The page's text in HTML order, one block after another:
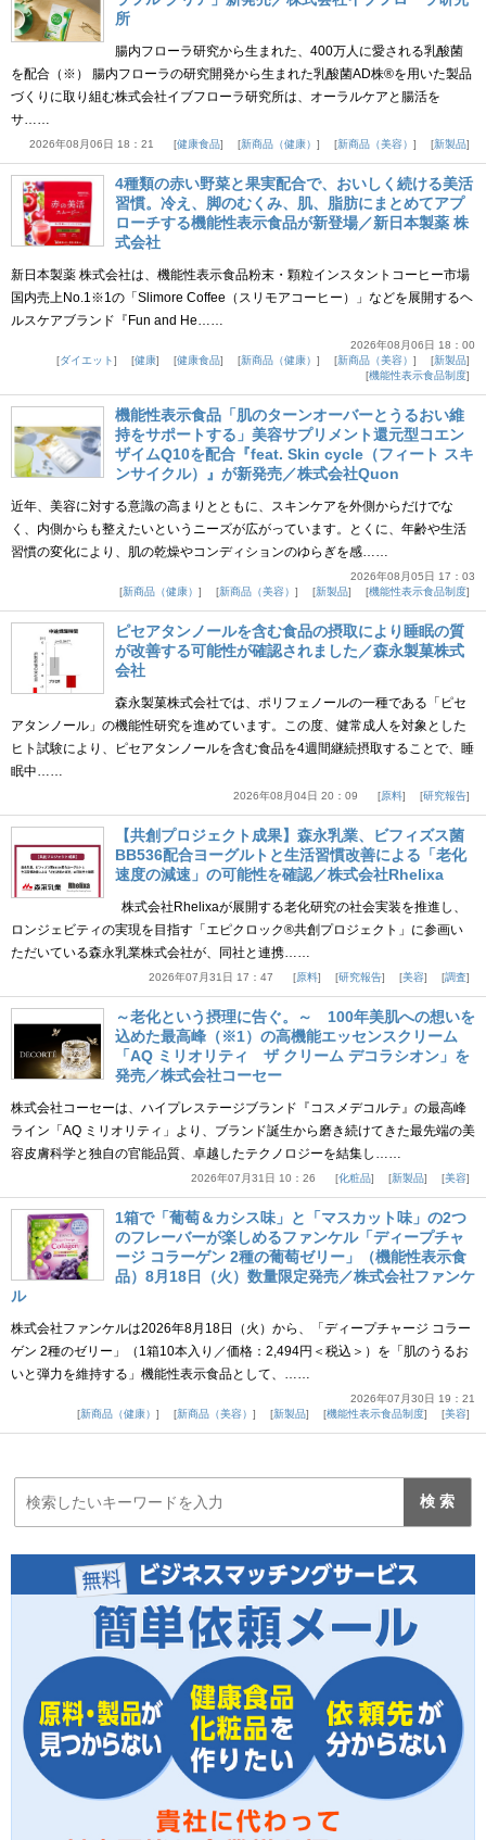
所
腸内フローラ研究から生まれた、400万人に愛される乳酸菌
を配合（※） 腸内フローラの研究開発から生まれた乳酸菌AD株®を用いた製品
づくりに取り組む株式会社イブフローラ研究所は、オーラルケアと腸活を
サ……
2026年08月06日 18：21 健康食品 新商品（健康） 新商品（美容） 新製品
4種類の赤い野菜と果実配合で、おいしく続ける美活
習慣。冷え、脚のむくみ、肌、脂肪にまとめてアプ
ローチする機能性表示食品が新登場／新日本製薬 株
式会社
新日本製薬 株式会社は、機能性表示食品粉末・顆粒インスタントコーヒー市場
国内売上No.1※1の「Slimore Coffee（スリモアコーヒー）」などを展開するヘ
ルスケアブランド『Fun and He……
2026年08月06日 18：00
ダイエット
健康 健康食品 新商品（健康） 新商品（美容）
新製品
機能性表示食品制度
機能性表示食品「肌のターンオーバーとうるおい維
持をサポートする」美容サプリメント還元型コエン
ザイムQ10を配合『feat. Skin cycle（フィート スキ
ンサイクル）』が新発売／株式会社Quon
近年、美容に対する意識の高まりとともに、スキンケアを外側からだけでな
く、内側からも整えたいというニーズが広がっています。とくに、年齢や生活
習慣の変化により、肌の乾燥やコンディションのゆらぎを感……
2026年08月05日 17：03
新商品（健康）
新商品（美容） 新製品 機能性表示食品制度
ピセアタンノールを含む食品の摂取により睡眠の質
が改善する可能性が確認されました／森永製菓株式
会社
森永製菓株式会社では、ポリフェノールの一種である「ピセ
アタンノール」の機能性研究を進めています。この度、健常成人を対象とした
ヒト試験により、ピセアタンノールを含む食品を4週間継続摂取することで、睡
眠中……
2026年08月04日 20：09 原料 研究報告
【共創プロジェクト成果】森永乳業、ビフィズス菌
BB536配合ヨーグルトと生活習慣改善による「老化
速度の減速」の可能性を確認／株式会社Rhelixa
株式会社Rhelixaが展開する老化研究の社会実装を推進し、
ロンジェビティの実現を目指す「エピクロック®共創プロジェクト」に参画い
ただいている森永乳業株式会社が、同社と連携……
2026年07月31日 17：47 原料 研究報告 美容 調査
～老化という摂理に告ぐ。～ 100年美肌への想いを
込めた最高峰（※1）の高機能エッセンスクリーム
「AQ ミリオリティ ザ クリーム デコラシオン」を
発売／株式会社コーセー
株式会社コーセーは、ハイプレステージブランド『コスメデコルテ』の最高峰
ライン「AQ ミリオリティ」より、ブランド誕生から磨き続けてきた最先端の美
容皮膚科学と独自の官能品質、卓越したテクノロジーを結集し……
2026年07月31日 10：26 化粧品 新製品 美容
1箱で「葡萄＆カシス味」と「マスカット味」の2つ
のフレーバーが楽しめるファンケル「ディープチャ
ージ コラーゲン 2種の葡萄ゼリー」（機能性表示食
品）8月18日（火）数量限定発売／株式会社ファンケ
ル
株式会社ファンケルは2026年8月18日（火）から、「ディープチャージ コラー
ゲン 2種のゼリー」（1箱10本入り／価格：2,494円＜税込＞）を「肌のうるお
いと弾力を維持する」機能性表示食品として、……
2026年07月30日 19：21
新商品（健康）
新商品（美容） 新製品 機能性表示食品制度 美容